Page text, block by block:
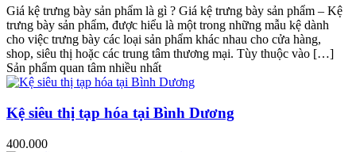
Giá kệ trưng bày sản phẩm là gì ? Giá kệ trưng bày sản phẩm – Kệ
trưng bày sản phẩm, được hiểu là một trong những mẫu kệ dành
cho việc trưng bày các loại sản phẩm khác nhau cho cửa hàng,
shop, siêu thị hoặc các trung tâm thương mại. Tùy thuộc vào […]
Sản phẩm quan tâm nhiều nhất
Kệ siêu thị tạp hóa tại Bình Dương
400.000